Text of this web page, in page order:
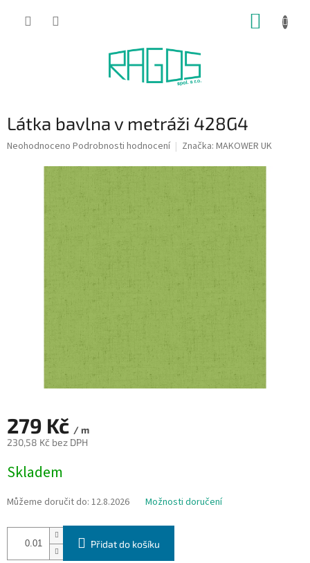
Látka bavlna v metráži 428G4
Průměrné
Neohodnoceno Podrobnosti hodnocení Značka: MAKOWER UK
279 Kč / m
230,58 Kč bez DPH
cena:
Skladem
Můžeme doručit do: 12.8.2026 Možnosti doručení
Přidat do košíku